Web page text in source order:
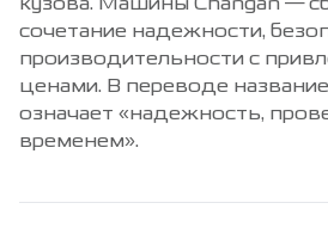
уведомления. Количество товара
наличие у официальных дилеров
***Дополнительная выгода
100% полной оплаты автомобиля
сочетание надежности,
производительности с
ценами. В переводе
означает «надежность,
временем».